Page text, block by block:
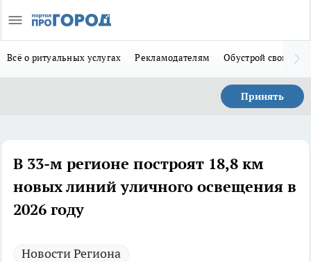
Всё о ритуальных услугах Рекламодателям Обустрой свой дом
Принять
В 33-м регионе построят 18,8 км
новых линий уличного освещения в
2026 году
Новости Региона